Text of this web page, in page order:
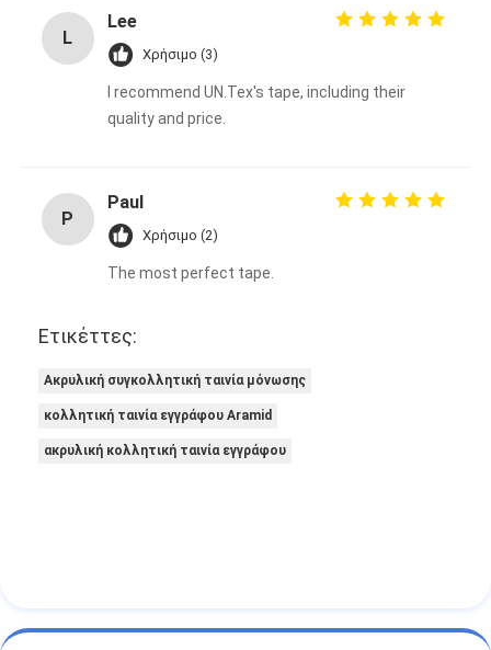
Σπίτι
Προϊόντα
Ποιοτικός έλεγχος
Μας ελάτε σε επαφή με
Συγκολλητική ταινία μόνωσης
Ανθεκτική στη θερμότητα ταινία μόνωσης
L
Lee
Χρήσιμο (3)
I recommend UN.Tex's tape, including their
quality and price.
P
Paul
Χρήσιμο (2)
The most perfect tape.
Ετικέττες:
Ακρυλική συγκολλητική ταινία μόνωσης
κολλητική ταινία εγγράφου Aramid
ακρυλική κολλητική ταινία εγγράφου